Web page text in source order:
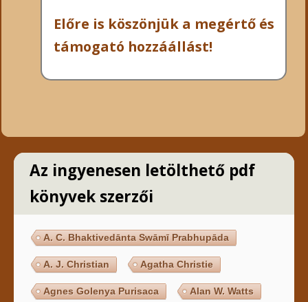
Előre is köszönjük a megértő és
támogató hozzáállást!
Az ingyenesen letölthető pdf
könyvek szerzői
A. C. Bhaktivedānta Swāmī Prabhupāda
A. J. Christian Agatha Christie
Agnes Golenya Purisaca Alan W. Watts